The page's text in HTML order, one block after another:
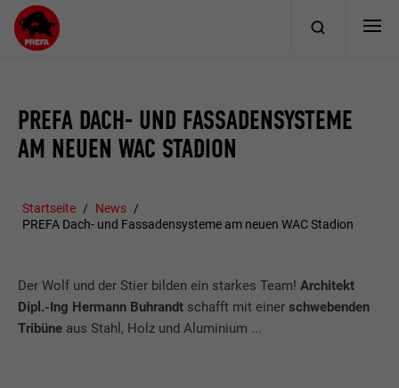
PREFA DACH- UND FASSADENSYSTEME
AM NEUEN WAC STADION
Startseite
News
PREFA Dach- und Fassadensysteme am neuen WAC Stadion
Der Wolf und der Stier bilden ein starkes Team!Architekt
Dipl.-Ing Hermann Buhrandt schafft mit einerschwebenden
Tribüne aus Stahl, Holz und Aluminium ...